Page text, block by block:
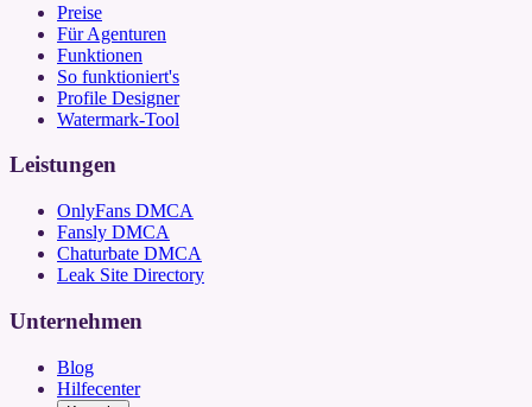
Preise
Für Agenturen
Funktionen
So funktioniert's
Profile Designer
Watermark-Tool
Leistungen
OnlyFans DMCA
Fansly DMCA
Chaturbate DMCA
Leak Site Directory
Unternehmen
Blog
Hilfecenter